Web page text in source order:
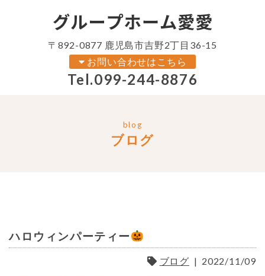
〒892-0877 鹿児島市吉野2丁目36-15
お問い合わせはこちら
Tel.099-244-8876
blog
ブログ
ハロウィンパーティー
ブログ | 2022/11/09